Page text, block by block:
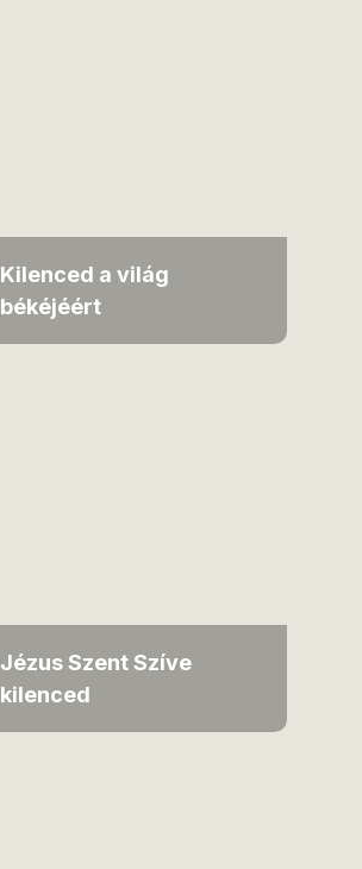
Kilenced a világ
békéjéért
Jézus Szent Szíve
kilenced